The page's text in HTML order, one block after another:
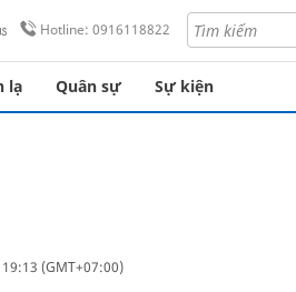
Hotline: 0916118822
lạ Quân sự Sự kiện
(GMT+07:00)